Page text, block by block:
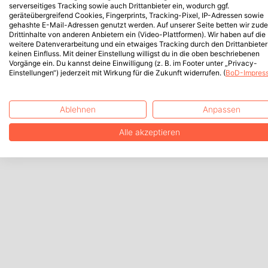
serverseitiges Tracking sowie auch Drittanbieter ein, wodurch ggf.
geräteübergreifend Cookies, Fingerprints, Tracking-Pixel, IP-Adressen sowie
gehashte E-Mail-Adressen genutzt werden. Auf unserer Seite betten wir
Drittinhalte von anderen Anbietern ein (Video-Plattformen). Wir haben auf die
weitere Datenverarbeitung und ein etwaiges Tracking durch den Drittanbieter
keinen Einfluss. Mit deiner Einstellung willigst du in die oben beschriebenen
Vorgänge ein. Du kannst deine Einwilligung (z. B. im Footer unter „Privacy-
Einstellungen“) jederzeit mit Wirkung für die Zukunft widerrufen. (BoD-
Ablehnen Anpassen
Alle akzeptieren